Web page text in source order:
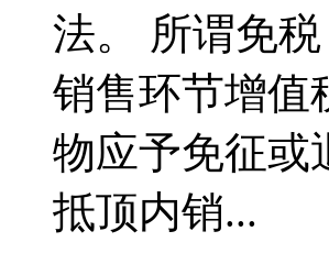
法。 所谓免
销售环节增值
物应予免征或
抵顶内销...